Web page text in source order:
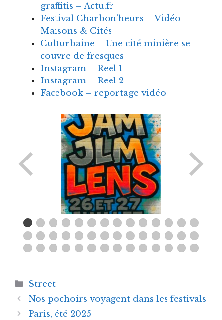
graffitis – Actu.fr
Festival Charbon’heurs – Vidéo
Maisons & Cités
Culturbaine – Une cité minière se
couvre de fresques
Instagram – Reel 1
Instagram – Reel 2
Facebook – reportage vidéo
Catégories
Street
Nos pochoirs voyagent dans les festivals
Paris, été 2025